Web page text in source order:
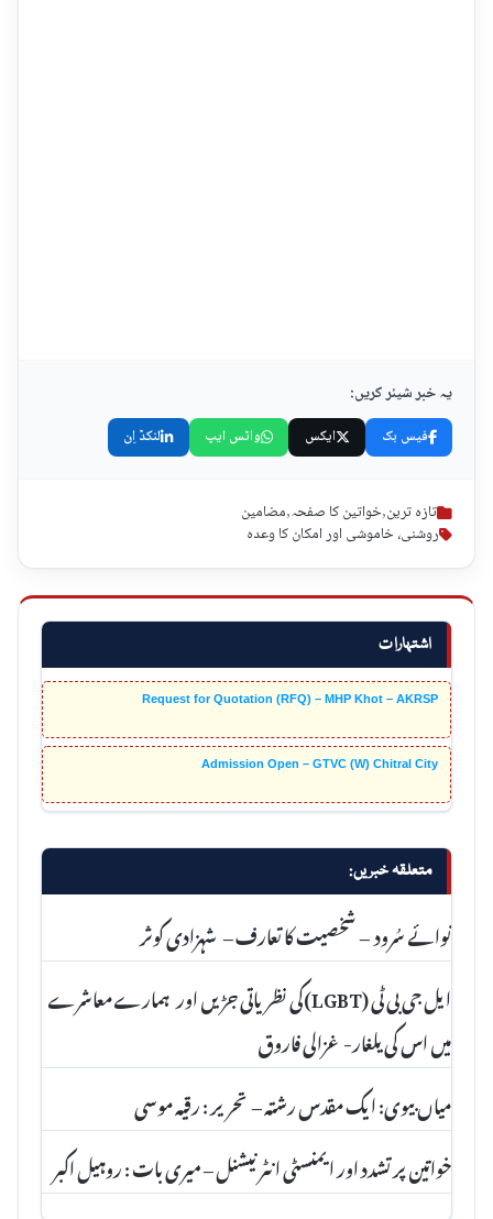
اشتہارات
Request for Quotation (RFQ) – MHP Khot – AKRSP
Admission Open – GTVC (W) Chitral City
متعلقہ خبریں:
نوائے سُرود – شخصیت کا تعارف – شہزادی کوثر
ایل جی بی ٹی (LGBT)کی نظریاتی جڑیں اور ہمارے معاشرے
میں اس کی یلغار- غزالی فاروق
میاں بیوی: ایک مقدس رشتہ – تحریر : رقیہ موسی
خواتین پر تشدد اور ایمنسٹی انٹرنیشنل – میری بات : روہیل اکبر
یہ خبر شیئر کریں:
فیس بک ایکس واٹس ایپ لنکڈ اِن
تازہ ترین,خواتین کا صفحہ,مضامین
روشنی، خاموشی اور امکان کا وعدہ